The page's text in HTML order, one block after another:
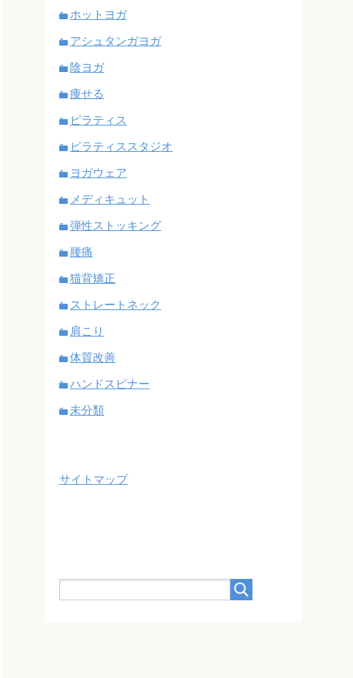
ホットヨガ
アシュタンガヨガ
陰ヨガ
痩せる
ピラティス
ピラティススタジオ
ヨガウェア
メディキュット
弾性ストッキング
腰痛
猫背矯正
ストレートネック
肩こり
体質改善
ハンドスピナー
未分類
サイトマップ